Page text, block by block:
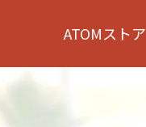
ATOMストア